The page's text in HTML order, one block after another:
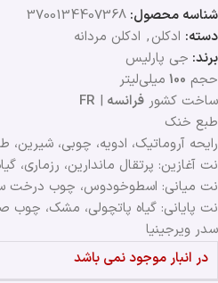
شناسه محصول: 3700134407368
دسته: ادکلن, ادکلن مردانه
برند: جی پارلیس
حجم 100 میلی‌لیتر
ساخت کشور فرانسه |
FR
طبع خنک
رایحه آروماتیک، ادویه، چوبی،
نت آغازین: پرتقال ماندارین، رزماری،
نت میانی: اسطوخودوس، چوب درخت
نت پایانی: گیاه پاتچولی، مشک، چوب
سدر ویرجینیا
در انبار موجود نمی باشد